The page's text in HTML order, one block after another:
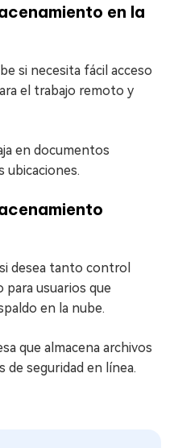
en la
si necesita fácil acceso
el trabajo remoto y
en documentos
ubicaciones.
desea tanto control
para usuarios que
en la nube.
que almacena archivos
de seguridad en línea.